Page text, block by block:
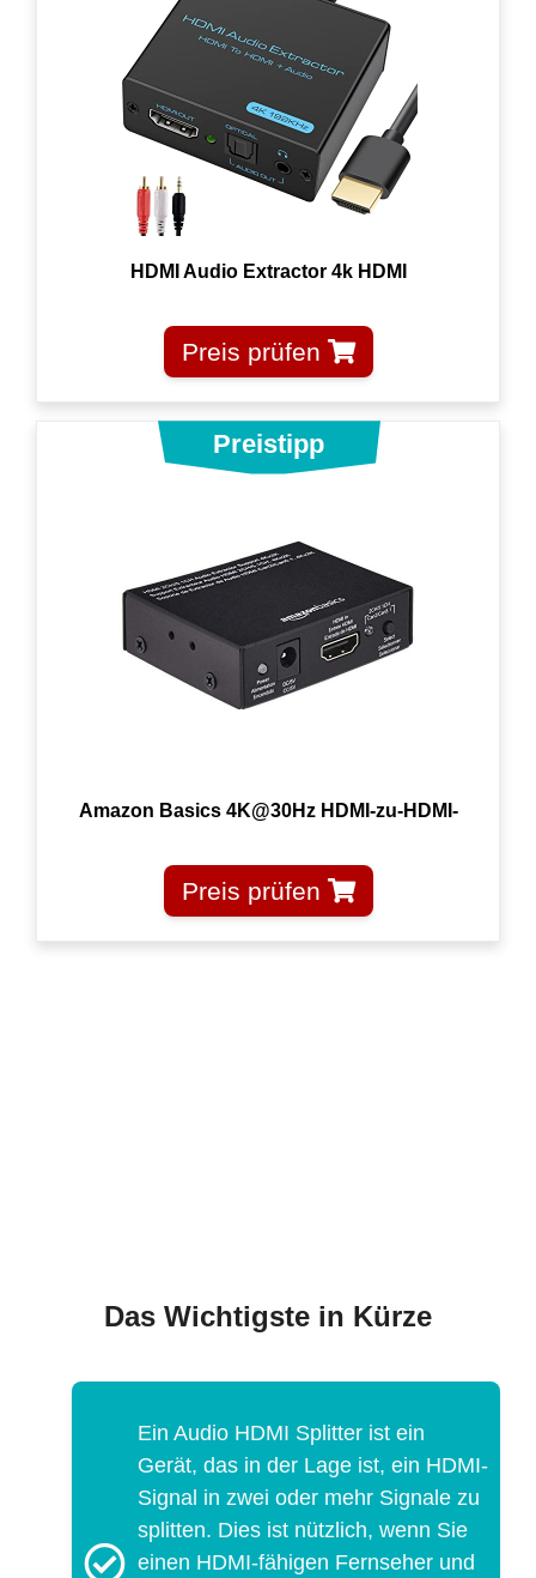
HDMI Audio Extractor 4k HDMI
Preis prüfen
Amazon Basics 4K@30Hz HDMI-zu-HDMI-
Preis prüfen
Das Wichtigste in Kürze
Ein Audio HDMI Splitter ist ein
Gerät, das in der Lage ist, ein HDMI-
Signal in zwei oder mehr Signale zu
splitten. Dies ist nützlich, wenn Sie
einen HDMI-fähigen Fernseher und